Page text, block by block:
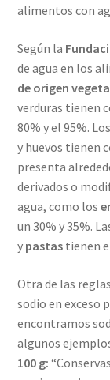
alimentos con
Según la
de agua en los
de origen
verduras tienen
80% y el 95%.
y huevos tienen
presenta
derivados o
agua, como los
un 30% y 35%.
y pastas tienen
Otra de las
sodio en exceso
encontramos
algunos
100 g: